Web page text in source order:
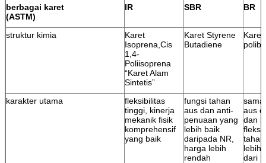
berbagai karet
(ASTM)
IR SBR BR
struktur kimia
Karet
Isoprena,Cis
1,4-
Poliisoprena
“Karet Alam
Sintetis”
Karet Styrene
Butadiene
Karet
karakter utama
fleksibilitas
tinggi, kinerja
mekanik fisik
komprehensif
yang baik
fungsi tahan
aus dan anti-
penuaan yang
lebih baik
daripada NR,
harga lebih
rendah
aus
dan
lebih
dari